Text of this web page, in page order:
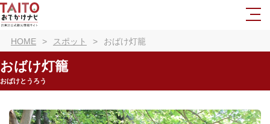
HOME スポット おばけ灯籠
おばけ灯籠
おばけとうろう